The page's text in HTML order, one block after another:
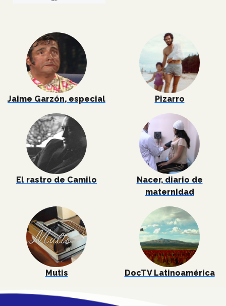
Jaime Garzón, especial Pizarro
El rastro de Camilo
Nacer, diario de
maternidad
Mutis DocTV Latinoamérica